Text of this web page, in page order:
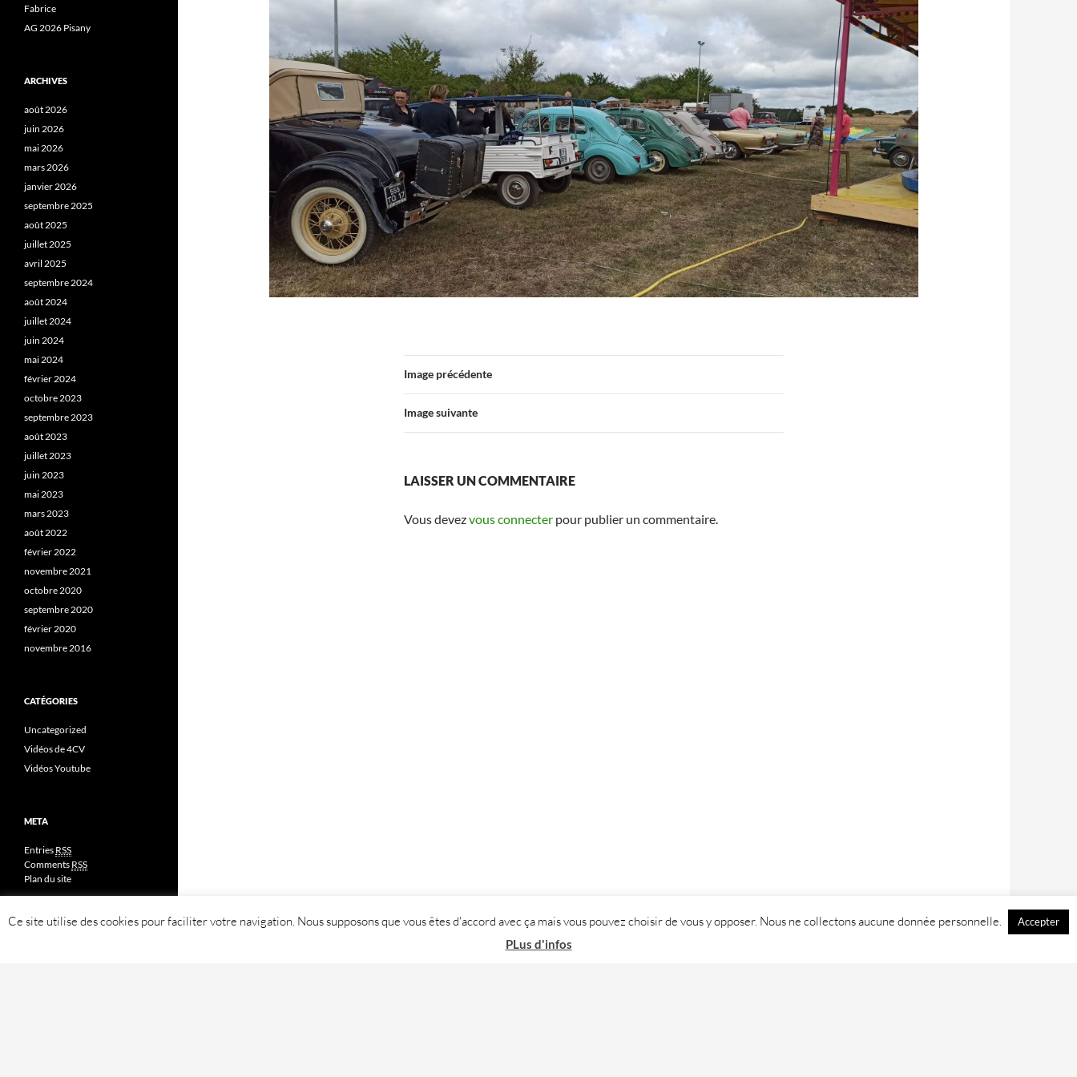
Image précédente
Image suivante
LAISSER UN COMMENTAIRE
Vous devezvous connecter pour publier un commentaire.
Fabrice
AG 2026 Pisany
ARCHIVES
août 2026
juin 2026
mai 2026
mars 2026
janvier 2026
septembre 2025
août 2025
juillet 2025
avril 2025
septembre 2024
août 2024
juillet 2024
juin 2024
mai 2024
février 2024
octobre 2023
septembre 2023
août 2023
juillet 2023
juin 2023
mai 2023
mars 2023
août 2022
février 2022
novembre 2021
octobre 2020
septembre 2020
février 2020
novembre 2016
CATÉGORIES
Uncategorized
Vidéos de 4CV
Vidéos Youtube
META
Entries RSS
Comments RSS
Plan du site
Ce site utilise des cookies pour faciliter votre navigation. Nous supposons que vous êtes d'accord avec ça mais vous pouvez choisir de vous y opposer. Nous ne collectons aucune donnée personnelle. Accepter
PLus d'infos